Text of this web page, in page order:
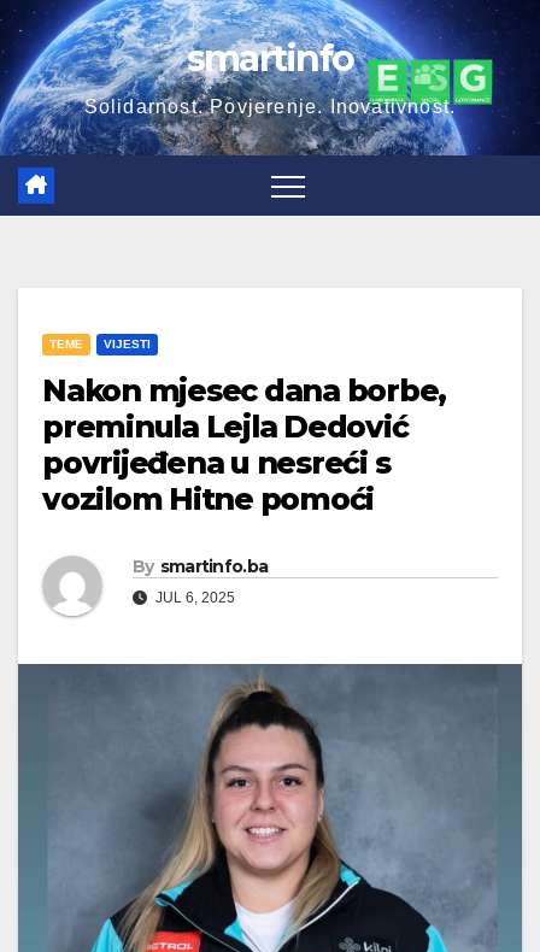
Skip
to
content
smartinfo
Solidarnost. Povjerenje. Inovativnost.
TEME VIJESTI
Nakon mjesec dana borbe,
preminula Lejla Dedović
povrijeđena u nesreći s
vozilom Hitne pomoći
By smartinfo.ba
JUL 6, 2025